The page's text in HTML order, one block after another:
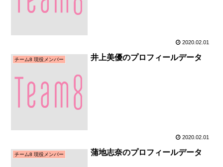
2020.02.01
チーム8 現役メンバー 井上美優のプロフィールデータ
2020.02.01
チーム8 現役メンバー 蒲地志奈のプロフィールデータ